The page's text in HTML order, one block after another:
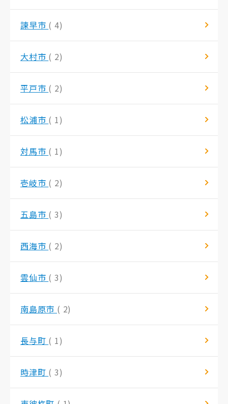
諫早市 ( 4)
大村市 ( 2)
平戸市 ( 2)
松浦市 ( 1)
対馬市 ( 1)
壱岐市 ( 2)
五島市 ( 3)
西海市 ( 2)
雲仙市 ( 3)
南島原市 ( 2)
長与町 ( 1)
時津町 ( 3)